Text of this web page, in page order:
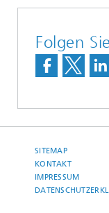
Folgen
SITEMAP
KONTAKT
IMPRESSUM